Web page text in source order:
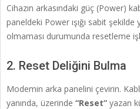
Cihazın arkasındaki güç (Power)
paneldeki Power ışığı sabit şekilde
olmaması durumunda resetleme
2. Reset Deliğini Bulma
Modemin arka panelini çevirin.
yanında, üzerinde “Reset” yazan